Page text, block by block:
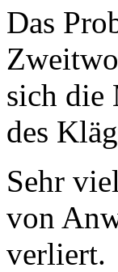
Das
sich die
des
Sehr
von
verliert.